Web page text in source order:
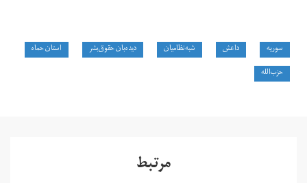
سوریه داعش شبه‌نظامیان دیده‌بان حقوق‌بشر
استان حماه
حزب‌الله
مرتبط